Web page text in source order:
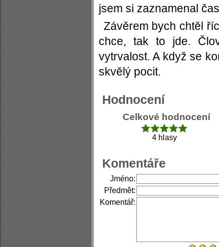
jsem si zaznamenal
Závěrem bych chtěl
chce, tak to jde.
vytrvalost. A když se
skvělý pocit.
Hodnocení
Celkové hodnocení
4 hlasy
Komentáře
Jméno:
Předmět:
Komentář: